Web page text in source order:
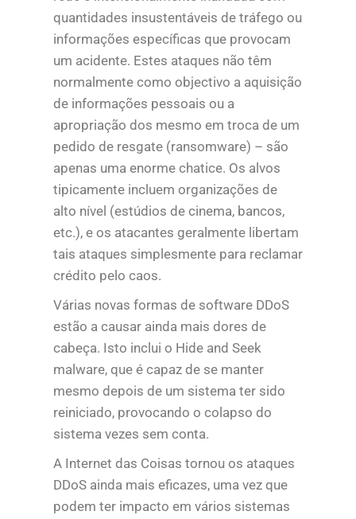
quantidades insustentáveis de tráfego ou
informações específicas que provocam
um acidente. Estes ataques não têm
normalmente como objectivo a aquisição
de informações pessoais ou a
apropriação dos mesmo em troca de um
pedido de resgate (ransomware) – são
apenas uma enorme chatice. Os alvos
tipicamente incluem organizações de
alto nível (estúdios de cinema, bancos,
etc.), e os atacantes geralmente libertam
tais ataques simplesmente para reclamar
crédito pelo caos.
Várias novas formas de software DDoS
estão a causar ainda mais dores de
cabeça. Isto inclui o Hide and Seek
malware, que é capaz de se manter
mesmo depois de um sistema ter sido
reiniciado, provocando o colapso do
sistema vezes sem conta.
A Internet das Coisas tornou os ataques
DDoS ainda mais eficazes, uma vez que
podem ter impacto em vários sistemas